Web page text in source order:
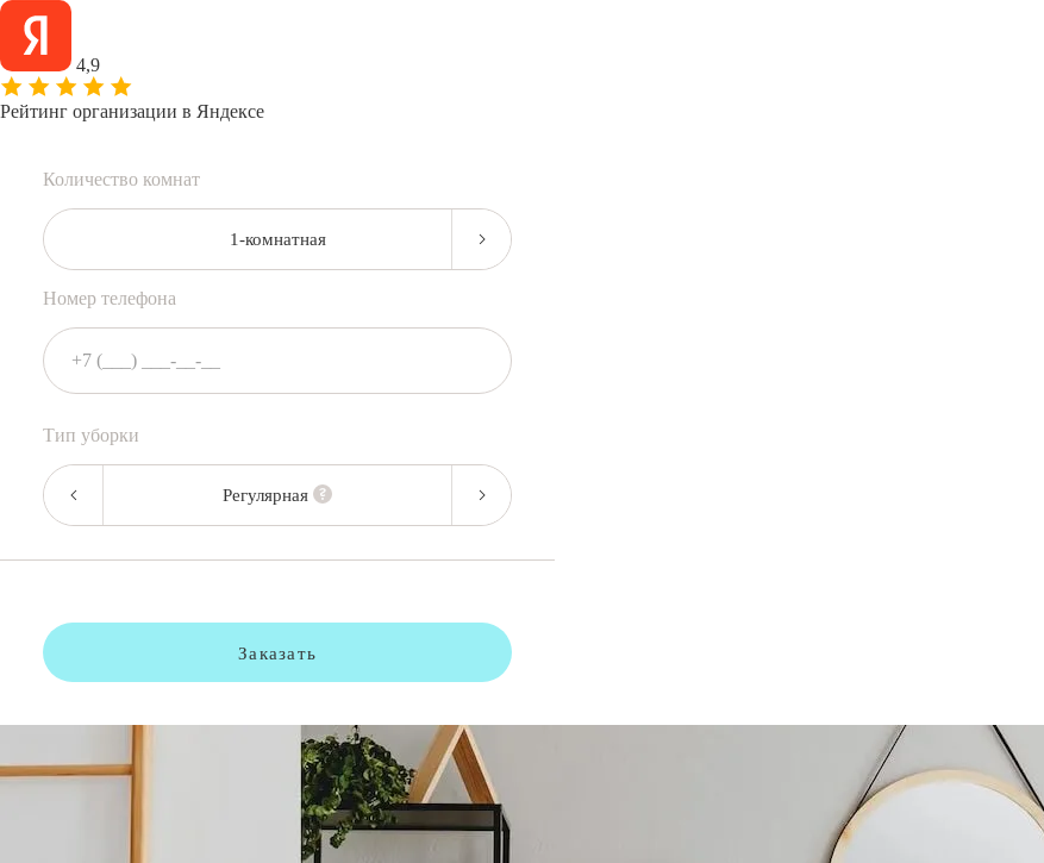
4,9
Рейтинг организации в Яндексе
Количество комнат
1-комнатная
Номер телефона
Тип уборки
Регулярная
Заказать